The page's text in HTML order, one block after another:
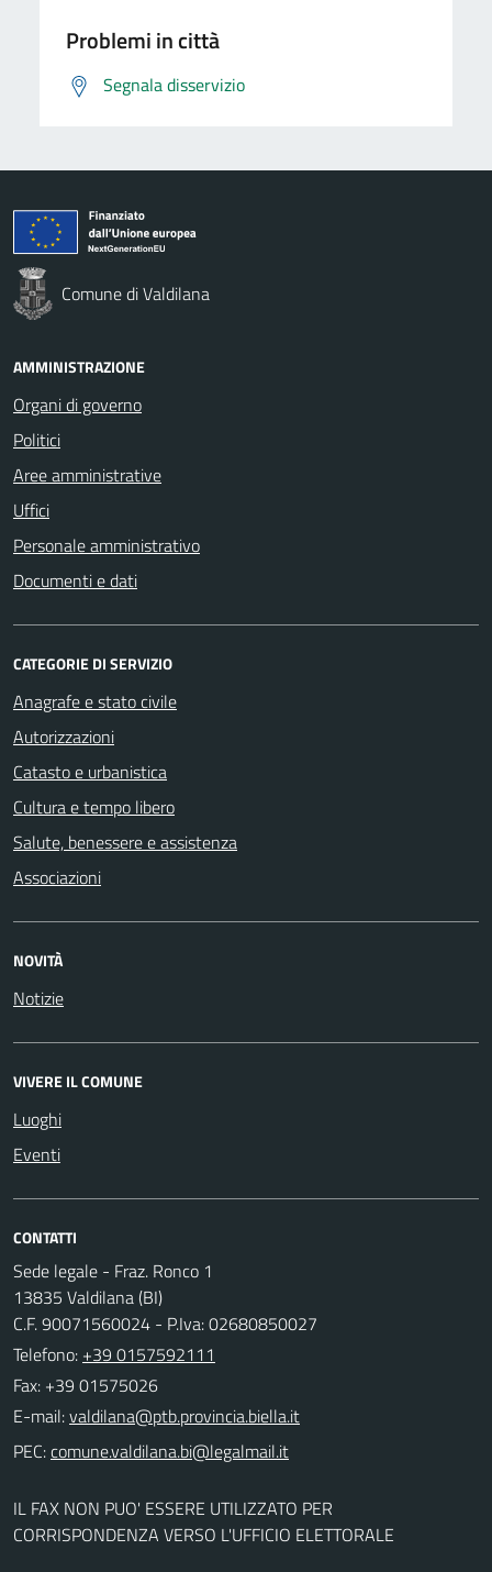
Problemi in città
Segnala disservizio
Comune di Valdilana
AMMINISTRAZIONE
Organi di governo
Politici
Aree amministrative
Uffici
Personale amministrativo
Documenti e dati
CATEGORIE DI SERVIZIO
Anagrafe e stato civile
Autorizzazioni
Catasto e urbanistica
Cultura e tempo libero
Salute, benessere e assistenza
Associazioni
NOVITÀ
Notizie
VIVERE IL COMUNE
Luoghi
Eventi
CONTATTI
Sede legale - Fraz. Ronco 1
13835 Valdilana (BI)
C.F. 90071560024 - P.Iva: 02680850027
Telefono: +39 0157592111
Fax: +39 01575026
E-mail:
PEC:
IL FAX NON PUO' ESSERE UTILIZZATO PER
CORRISPONDENZA VERSO L'UFFICIO ELETTORALE